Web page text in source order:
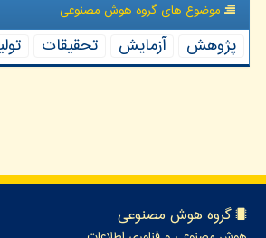
موضوع های گروه هوش مصنوعی
پژوهش آزمایش تحقیقات
گروه هوش مصنوعی